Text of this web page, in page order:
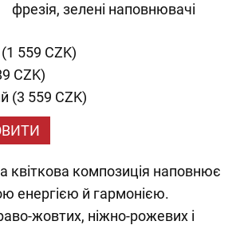
фрезія, зелені наповнювачі
559 CZK)
CZK)
(3 559 CZK)
квіткова композиція наповнює
енергією й гармонією.
жовтих, ніжно-рожевих і